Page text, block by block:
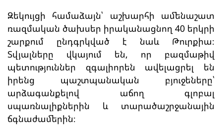
Զեկույցի համաձայն՝ աշխարհի ամենաշատ
ռազմական ծախսեր իրականացնող 40 երկրի
շարքում ընդգրկված է նաև Թուրքիա։
Տվյալները վկայում են, որ բազմաթիվ
պետություններ զգալիորեն ավելացրել են
իրենց պաշտպանական բյուջեները՝
արձագանքելով աճող գլոբալ
սպառնալիքներին և տարածաշրջանային
ճգնաժամերին։